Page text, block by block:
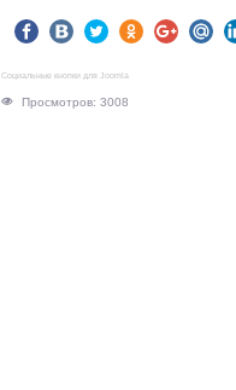
Социальные кнопки для Joomla
Просмотров: 3008